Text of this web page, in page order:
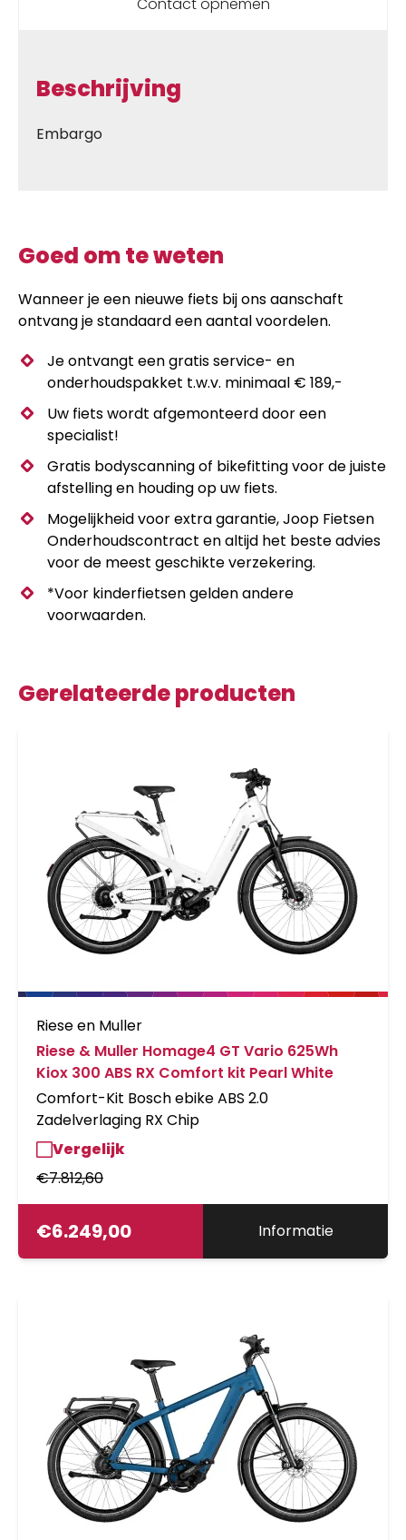
Beschrijving
Embargo
Goed om te weten
Wanneer je een nieuwe fiets bij ons aanschaft
ontvang je standaard een aantal voordelen.
Je ontvangt een gratis service- en
onderhoudspakket t.w.v. minimaal € 189,-
Uw fiets wordt afgemonteerd door een
specialist!
Gratis bodyscanning of bikefitting voor de juiste
afstelling en houding op uw fiets.
Mogelijkheid voor extra garantie, Joop Fietsen
Onderhoudscontract en altijd het beste advies
voor de meest geschikte verzekering.
*Voor kinderfietsen gelden andere
voorwaarden.
Gerelateerde producten
Riese en Muller
Riese & Muller Homage4 GT Vario 625Wh
Kiox 300 ABS RX Comfort kit Pearl White
Comfort-Kit Bosch ebike ABS 2.0
Zadelverlaging RX Chip
Vergelijk
€7.812,60
€6.249,00 Informatie